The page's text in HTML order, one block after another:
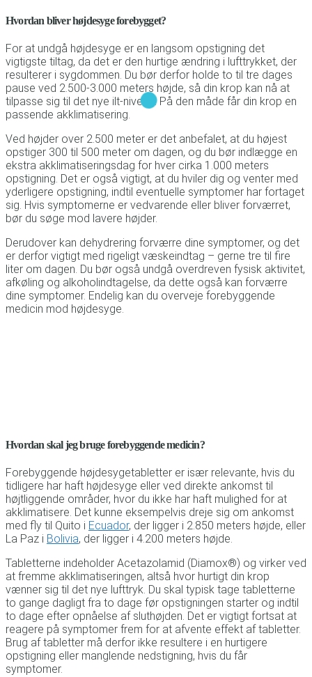
Hvordan bliver højdesyge forebygget?
For at undgå højdesyge er en langsom opstigning det
vigtigste tiltag, da det er den hurtige ændring i lufttrykket, der
resulterer i sygdommen. Du bør derfor holde to til tre dages
pause ved 2.500-3.000 meters højde, så din krop kan nå at
tilpasse sig til det nye ilt-niveau. På den måde får din krop en
passende akklimatisering.
Ved højder over 2.500 meter er det anbefalet, at du højest
opstiger 300 til 500 meter om dagen, og du bør indlægge en
ekstra akklimatiseringsdag for hver cirka 1.000 meters
opstigning. Det er også vigtigt, at du hviler dig og venter med
yderligere opstigning, indtil eventuelle symptomer har fortaget
sig. Hvis symptomerne er vedvarende eller bliver forværret,
bør du søge mod lavere højder.
Derudover kan dehydrering forværre dine symptomer, og det
er derfor vigtigt med rigeligt væskeindtag – gerne tre til fire
liter om dagen. Du bør også undgå overdreven fysisk aktivitet,
afkøling og alkoholindtagelse, da dette også kan forværre
dine symptomer. Endelig kan du overveje forebyggende
medicin mod højdesyge.
Hvordan skal jeg bruge forebyggende medicin?
Forebyggende højdesygetabletter er især relevante, hvis du
tidligere har haft højdesyge eller ved direkte ankomst til
højtliggende områder, hvor du ikke har haft mulighed for at
akklimatisere. Det kunne eksempelvis dreje sig om ankomst
med fly til Quito i Ecuador, der ligger i 2.850 meters højde, eller
La Paz i Bolivia, der ligger i 4.200 meters højde.
Tabletterne indeholder Acetazolamid (Diamox®) og virker ved
at fremme akklimatiseringen, altså hvor hurtigt din krop
vænner sig til det nye lufttryk. Du skal typisk tage tabletterne
to gange dagligt fra to dage før opstigningen starter og indtil
to dage efter opnåelse af sluthøjden. Det er vigtigt fortsat at
reagere på symptomer frem for at afvente effekt af tabletter.
Brug af tabletter må derfor ikke resultere i en hurtigere
opstigning eller manglende nedstigning, hvis du får
symptomer.